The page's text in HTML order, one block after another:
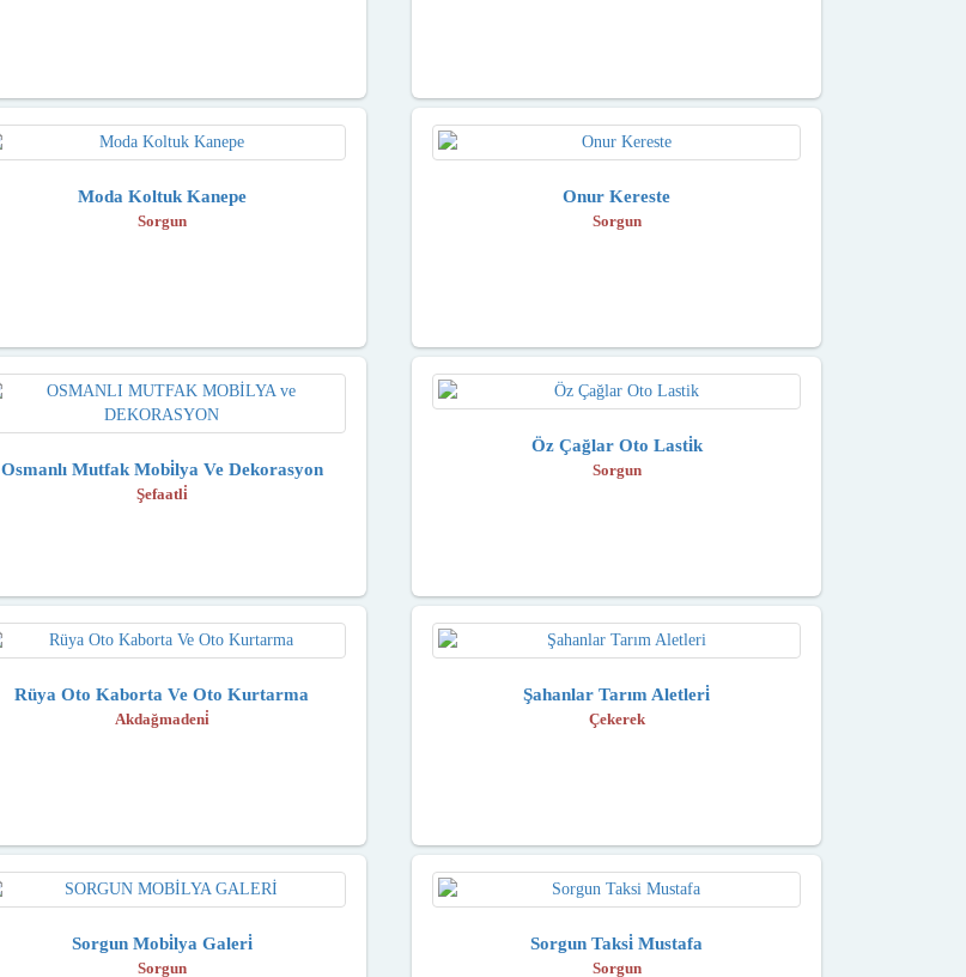
Moda Koltuk Kanepe
Sorgun
Onur Kereste
Sorgun
Osmanlı Mutfak Mobi̇lya Ve Dekorasyon
Şefaatli̇
Öz Çağlar Oto Lasti̇k
Sorgun
Rüya Oto Kaborta Ve Oto Kurtarma
Akdağmadeni̇
Şahanlar Tarım Aletleri̇
Çekerek
Sorgun Mobi̇lya Galeri̇
Sorgun
Sorgun Taksi̇ Mustafa
Sorgun